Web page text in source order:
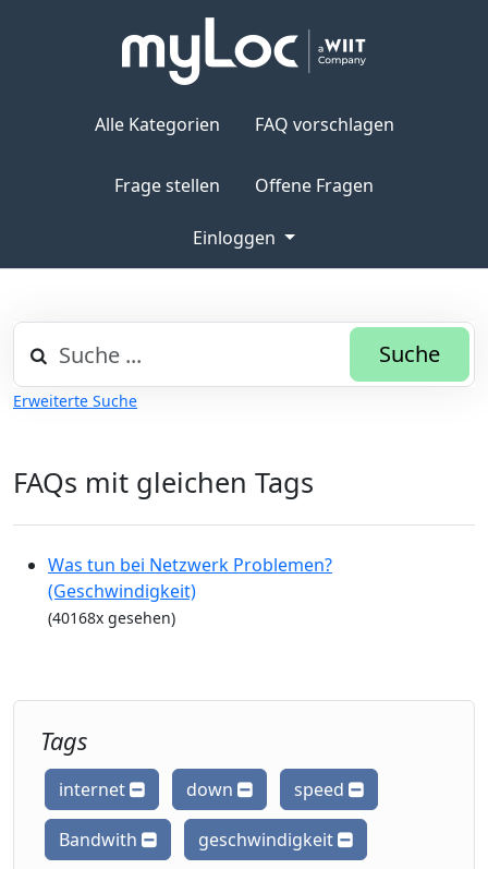
Alle Kategorien FAQ vorschlagen
Frage stellen Offene Fragen
Einloggen
Suche
Erweiterte Suche
FAQs mit gleichen Tags
Was tun bei Netzwerk Problemen?
(Geschwindigkeit)
(40168x gesehen)
Tags
internet down speed
Bandwith geschwindigkeit